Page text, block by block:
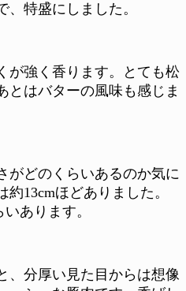
、特盛にしました。
が強く香ります。とても松
とはバターの風味も感じま
がどのくらいあるのか気に
13cmほどありました。
あります。
、分厚い見た目からは想像